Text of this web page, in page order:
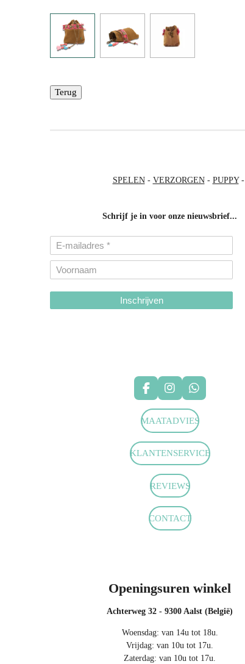
Terug
SPELEN- VERZORGEN- PUPPY-
Schrijf je in voor onze nieuwsbrief...
Inschrijven
F
c
e
o
I
t
r
W
a
t
p
MAATADVIES
KLANTENSERVICE
REVIEWS
CONTACT
Openingsuren winkel
Achterweg 32 - 9300 Aalst (België)
Woensdag: van 14u tot 18u.
Vrijdag: van 10u tot 17u.
Zaterdag: van 10u tot 17u.